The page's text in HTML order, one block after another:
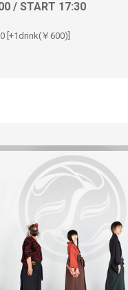
/ START 17:30
[+1drink(￥600)]